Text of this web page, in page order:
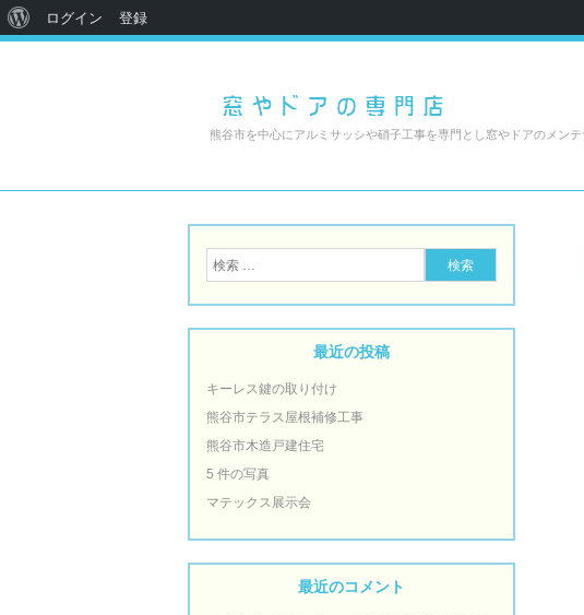
熊谷市を中心にアルミサッシや硝子工事を専門とし窓やドアのメン
最近の投稿
キーレス鍵の取り付け
熊谷市テラス屋根補修工事
熊谷市木造戸建住宅
5 件の写真
マテックス展示会
最近のコメント
ログイン 登録